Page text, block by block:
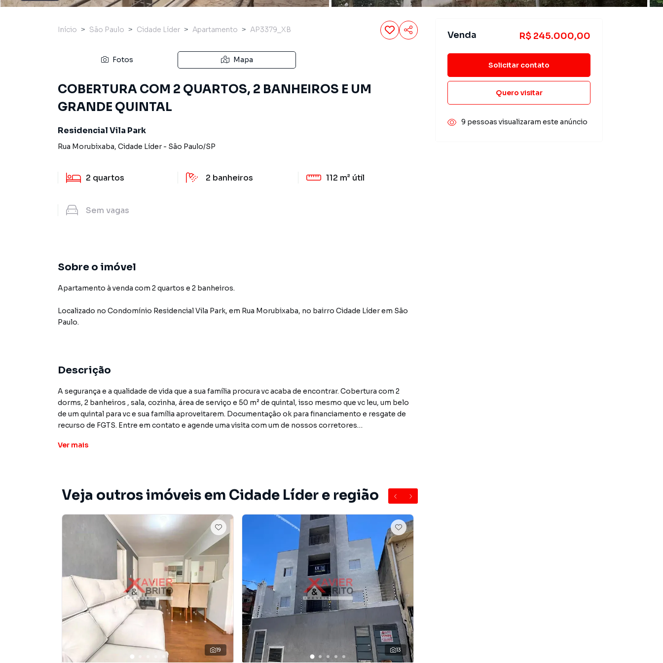
Início São Paulo Cidade Líder Apartamento AP3379_XB
Fotos Mapa
COBERTURA COM 2 QUARTOS, 2 BANHEIROS E UM
GRANDE QUINTAL
Residencial Vila Park
Rua Morubixaba, Cidade Líder - São Paulo/SP
2 quartos 2 banheiros 112 m² útil
Sem vagas
Sobre o imóvel
Apartamento à venda com 2 quartos e 2 banheiros.
Localizado no Condomínio Residencial Vila Park, em Rua Morubixaba, no bairro Cidade Líderem São
Paulo.
Descrição
A segurança e a qualidade de vida que a sua família procura vc acaba de encontrar. Cobertura com 2
dorms, 2 banheiros , sala, cozinha, área de serviço e 50 m² de quintal, isso mesmo que vc leu, um belo
de um quintal para vc e sua família aproveitarem. Documentação ok para financiamento e resgate de
recurso de FGTS. Entre em contato e agende uma visita com um de nossos corretores
A Imobiliária Xavier e Brito tem mais opções de apartamentos, casas residenciais e comerciais,
sobrados, terrenos, lojas e barracões para venda ou locação, além de empreendimentos em
construção ou lançamentos na planta em Cidade Líder e em outras regiões de São Paulo. Aqui você
encontra milhares de ofertas para encontrar o imóvel que mais combina com seu estilo de vida.
Negocie seu imóvel de forma totalmente online, com segurança e tranquilidade. Na Imobiliária Xavier e
Brito você consegue comprar ou alugar um imóvel em São Paulo mesmo não estando na cidade e com
a praticidade de fazer tudo online, direto do seu computador ou smartphone. Nós criamos soluções
inovadoras para simplificar a relação de proprietários, inquilinos e compradores com o mercado
imobiliário.
Anuncie seu imóvel! É fácil, rápido e gratuito! A Imobiliária Xavier e Brito é uma imobiliária digital com
imóveis em diversas cidades do Brasil, incluindo São Paulo.
Ver mais
Veja outros imóveis em Cidade Líder e região
19 13
Venda R$ 245.000,00
Solicitar contato
Quero visitar
9 pessoas visualizaram este anúncio